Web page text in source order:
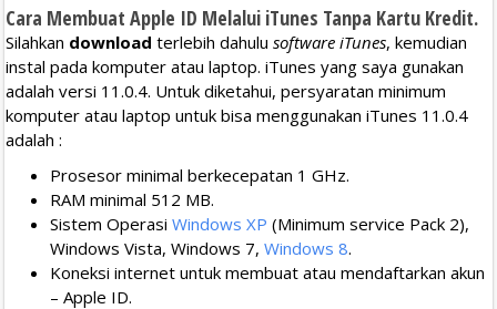
Cara Membuat Apple ID Melalui iTunes Tanpa Kartu Kredit.
Silahkan download terlebih dahulu software iTunes, kemudian
instal pada komputer atau laptop. iTunes yang saya gunakan
adalah versi 11.0.4. Untuk diketahui, persyaratan minimum
komputer atau laptop untuk bisa menggunakan iTunes 11.0.4
adalah :
Prosesor minimal berkecepatan 1 GHz.
RAM minimal 512 MB.
Sistem Operasi Windows XP (Minimum service Pack 2),
Windows Vista, Windows 7, Windows 8.
Koneksi internet untuk membuat atau mendaftarkan akun
– Apple ID.